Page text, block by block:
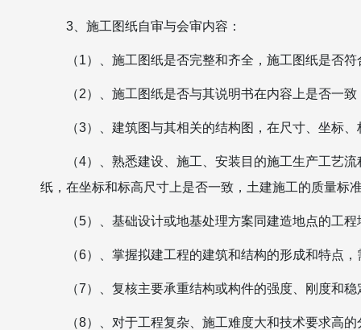
3、施工图纸自审与会审内容：
（1）、施工图纸是否完整和齐全，施工图纸是否
（2）、施工图纸是否与其说明书在内容上是否一
（3）、建筑图与其相关的结构图，在尺寸、坐标
（4）、熟悉建设、施工、安装目的施工生产工艺
纸，在坐标和标高尺寸上是否一致，土建施工的质量标
（5）、基础设计或地基处理方案同建造地点的工
（6）、掌握拟建工程的建筑和结构的形成和特点
（7）、复核主要承重结构或构件的强度、刚度和
（8）、对于工程复杂、施工难度大和技术要求高